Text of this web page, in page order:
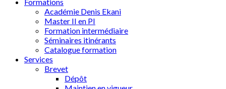
Formations
Académie Denis Ekani
Master II en PI
Formation intermédiaire
Séminaires itinérants
Catalogue formation
Services
Brevet
Dépôt